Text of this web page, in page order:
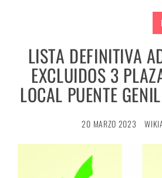
LISTA DEFINITIVA
EXCLUIDOS 3
LOCAL PUENTE
20 MARZO 2023